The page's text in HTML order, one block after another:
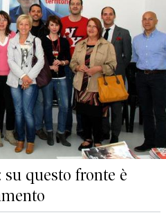
questo fronte è